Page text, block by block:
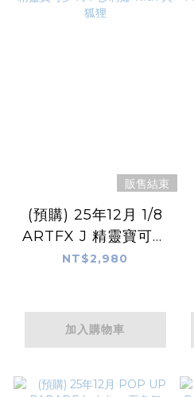
販售結束
(預購) 25年12月 1/8
ARTFX J 精靈寶可夢
X/Y 莎莉娜 with 火狐
NT$2,980
加入購物車